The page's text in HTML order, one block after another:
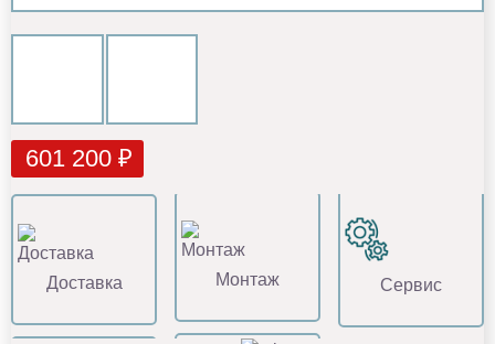
601 200 ₽
Доставка Монтаж Сервис